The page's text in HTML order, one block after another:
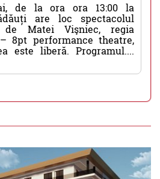
de la ora ora 13:00 la
are loc spectacolul
de Matei Vişniec, regia
8pt performance theatre,
este liberă. Programul....